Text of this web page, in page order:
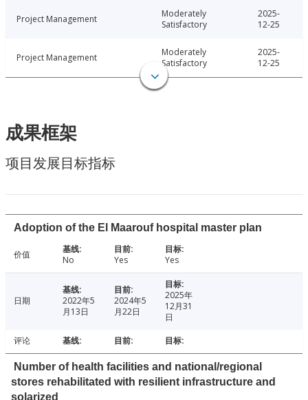
Project Management
Moderately
Satisfactory
2025-
12-25
Project Management
Moderately
Satisfactory
2025-
12-25
成果框架
项目发展目标指标
Adoption of the El Maarouf hospital master plan
价值 No Yes Yes
日期
2022年5
月13日
2024年5
月22日
2025年
12月31
日
评论
Number of health facilities and national/regional
stores rehabilitated with resilient infrastructure and
solarized